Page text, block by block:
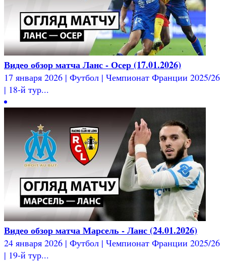
Видео обзор матча Ланс - Осер (17.01.2026)
17 января 2026 | Футбол | Чемпионат Франции 2025/26
| 18-й тур...
Видео обзор матча Марсель - Ланс (24.01.2026)
24 января 2026 | Футбол | Чемпионат Франции 2025/26
| 19-й тур...